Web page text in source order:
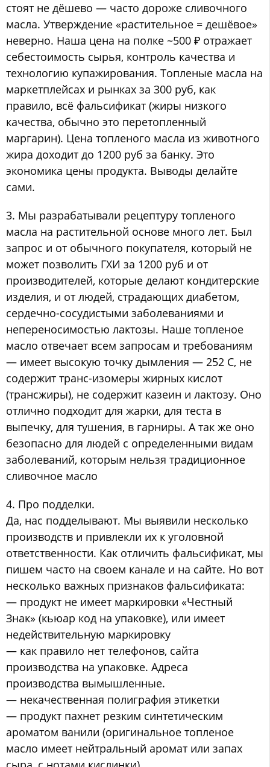
стоят не дёшево — часто дороже сливочного
масла. Утверждение «растительное = дешёвое»
неверно. Наша цена на полке ~500 ₽ отражает
себестоимость сырья, контроль качества и
технологию купажирования. Топленые масла на
маркетплейсах и рынках за 300 руб, как
правило, всё фальсификат (жиры низкого
качества, обычно это перетопленный
маргарин). Цена топленого масла из животного
жира доходит до 1200 руб за банку. Это
экономика цены продукта. Выводы делайте
сами.
3. Мы разрабатывали рецептуру топленого
масла на растительной основе много лет. Был
запрос и от обычного покупателя, который не
может позволить ГХИ за 1200 руб и от
производителей, которые делают кондитерские
изделия, и от людей, страдающих диабетом,
сердечно-сосудистыми заболеваниями и
непереносимостью лактозы. Наше топленое
масло отвечает всем запросам и требованиям
— имеет высокую точку дымления — 252 С, не
содержит транс-изомеры жирных кислот
(трансжиры), не содержит казеин и лактозу. Оно
отлично подходит для жарки, для теста в
выпечку, для тушения, в гарниры. А так же оно
безопасно для людей с определенными видам
заболеваний, которым нельзя традиционное
сливочное масло
4. Про подделки.
Да, нас подделывают. Мы выявили несколько
производств и привлекли их к уголовной
ответственности. Как отличить фальсификат, мы
пишем часто на своем канале и на сайте. Но вот
несколько важных признаков фальсификата:
— продукт не имеет маркировки «Честный
Знак» (кьюар код на упаковке), или имеет
недействительную маркировку
— как правило нет телефонов, сайта
производства на упаковке. Адреса
производства вымышленные.
— некачественная полиграфия этикетки
— продукт пахнет резким синтетическим
ароматом ванили (оригинальное топленое
масло имеет нейтральный аромат или запах